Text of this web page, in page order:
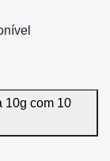
10g com 10